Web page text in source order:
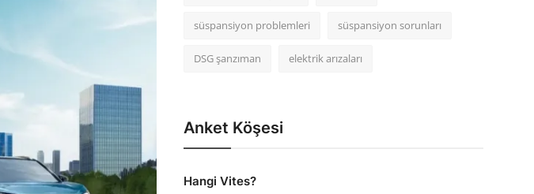
süspansiyon problemleri süspansiyon sorunları
DSG şanzıman elektrik arızaları
Anket Köşesi
Hangi Vites?